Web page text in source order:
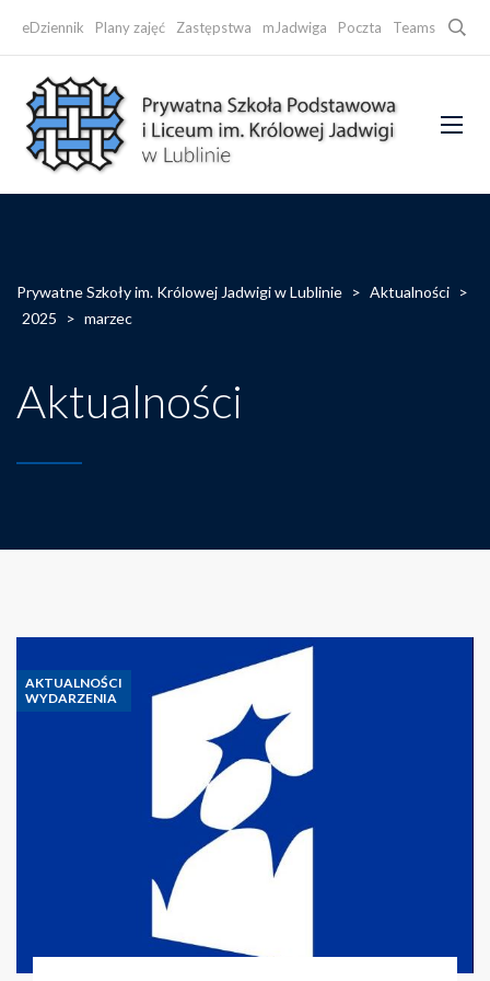
eDziennik Plany zajęć Zastępstwa mJadwiga Poczta Teams
Prywatne Szkoły im. Królowej Jadwigi w Lublinie > Aktualności >
2025
> marzec
Aktualności
AKTUALNOŚCI
WYDARZENIA